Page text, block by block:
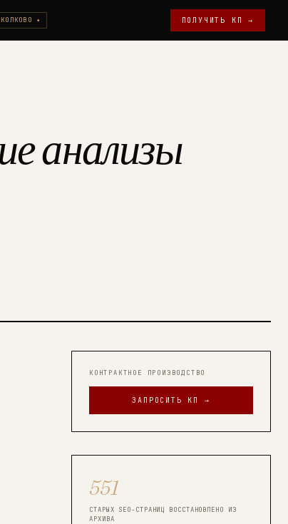
✦ ПОЛУЧИТЬ КП →
анализы
КОНТРАКТНОЕ ПРОИЗВОДСТВО
ЗАПРОСИТЬ КП →
551
СТАРЫХ SEO-СТРАНИЦ ВОССТАНОВЛЕНО ИЗ
АРХИВА